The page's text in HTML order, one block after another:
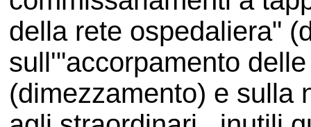
della rete ospedaliera"
sull'"accorpamento
(dimezzamento) e sulla